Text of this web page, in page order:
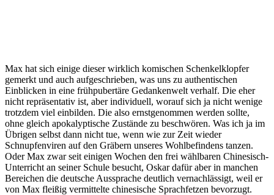
Max hat sich einige dieser wirklich komischen Schenkelklopfer
gemerkt und auch aufgeschrieben, was uns zu authentischen
Einblicken in eine frühpubertäre Gedankenwelt verhalf. Die eher
nicht repräsentativ ist, aber individuell, worauf sich ja nicht wenige
trotzdem viel einbilden. Die also ernstgenommen werden sollte,
ohne gleich apokalyptische Zustände zu beschwören. Was ich ja im
Übrigen selbst dann nicht tue, wenn wie zur Zeit wieder
Schnupfenviren auf den Gräbern unseres Wohlbefindens tanzen.
Oder Max zwar seit einigen Wochen den frei wählbaren Chinesisch-
Unterricht an seiner Schule besucht, Oskar dafür aber in manchen
Bereichen die deutsche Aussprache deutlich vernachlässigt, weil er
von Max fleißig vermittelte chinesische Sprachfetzen bevorzugt.